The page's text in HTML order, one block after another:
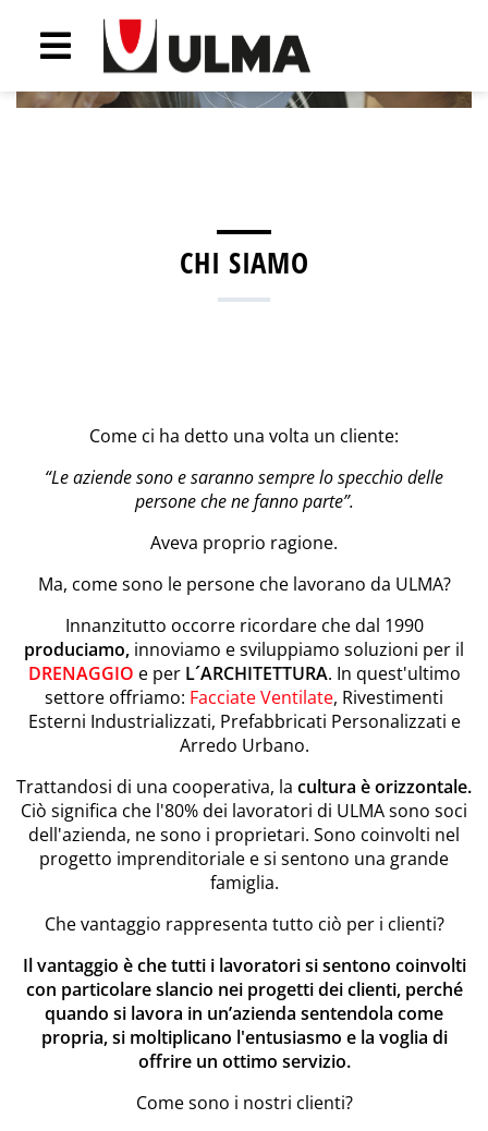
Previous
CHI SIAMO
Come ci ha detto una volta un cliente:
“Le aziende sono e saranno sempre lo specchio delle
persone che ne fanno parte”.
Aveva proprio ragione.
Ma, come sono le persone che lavorano da ULMA?
Innanzitutto occorre ricordare che dal 1990
produciamo, innoviamo e sviluppiamo soluzioni per il
DRENAGGIO e per L´ARCHITETTURA. In quest'ultimo
settore offriamo: Facciate Ventilate, Rivestimenti
Esterni Industrializzati, Prefabbricati Personalizzati e
Arredo Urbano.
Trattandosi di una cooperativa, la cultura è orizzontale.
Ciò significa che l'80% dei lavoratori di ULMA sono soci
dell'azienda, ne sono i proprietari. Sono coinvolti nel
progetto imprenditoriale e si sentono una grande
famiglia.
Che vantaggio rappresenta tutto ciò per i clienti?
Il vantaggio è che tutti i lavoratori si sentono coinvolti
con particolare slancio nei progetti dei clienti, perché
quando si lavora in un’azienda sentendola come
propria, si moltiplicano l'entusiasmo e la voglia di
offrire un ottimo servizio.
Come sono i nostri clienti?